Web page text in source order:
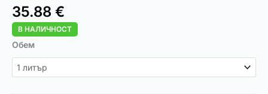
Оценен
4.68от 5,
базирано
на
152
потребителски
оценки
35.88 €
В НАЛИЧНОСТ
Обем
количество
за
Rust